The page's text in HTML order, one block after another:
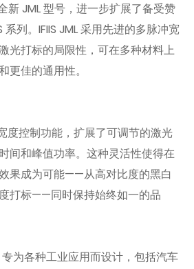
新 JML 型号，进一步扩展了备受赞
列。IFIIS JML 采用先进的多脉冲宽
光打标的局限性，可在多种材料上
更佳的通用性。
度控制功能，扩展了可调节的激光
间和峰值功率。这种灵活性使得在
果成为可能——从高对比度的黑白
打标——同时保持始终如一的品
专为各种工业应用而设计，包括汽车